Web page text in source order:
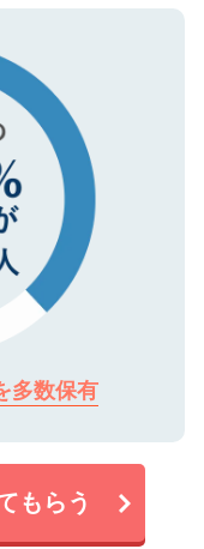
心ください。
。
多数保有
もらう